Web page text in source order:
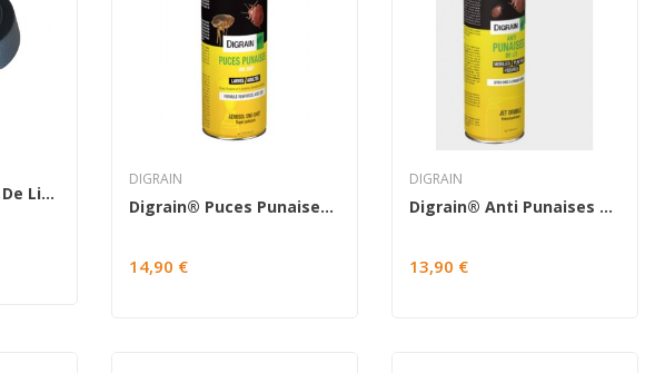
Coupelle Pour Pied De Lit x 4
DIGRAIN
Digrain® Puces Punaises One Shot
14,90 €
DIGRAIN
Digrain® Anti Punaises De Lit 500Ml
13,90 €